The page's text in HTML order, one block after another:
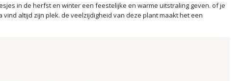
in de herfst en winter een feestelijke en warme uitstraling geven. of je
altijd zijn plek. de veelzijdigheid van deze plant maakt het een